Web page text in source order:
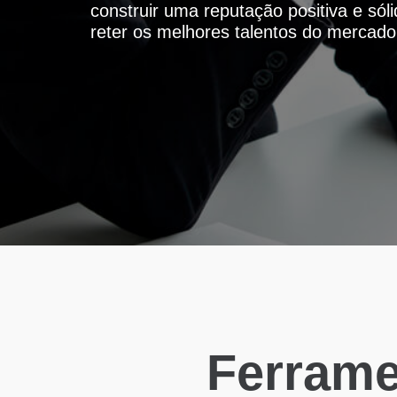
construir uma reputação positiva e
reter os melhores talentos do